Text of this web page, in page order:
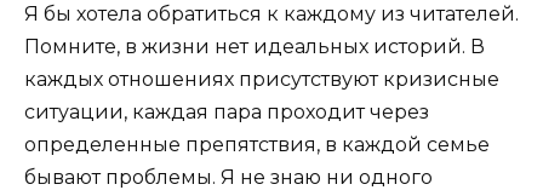
Я бы хотела обратиться к каждому из читателей.
Помните, в жизни нет идеальных историй. В
каждых отношениях присутствуют кризисные
ситуации, каждая пара проходит через
определенные препятствия, в каждой семье
бывают проблемы. Я не знаю ни одного